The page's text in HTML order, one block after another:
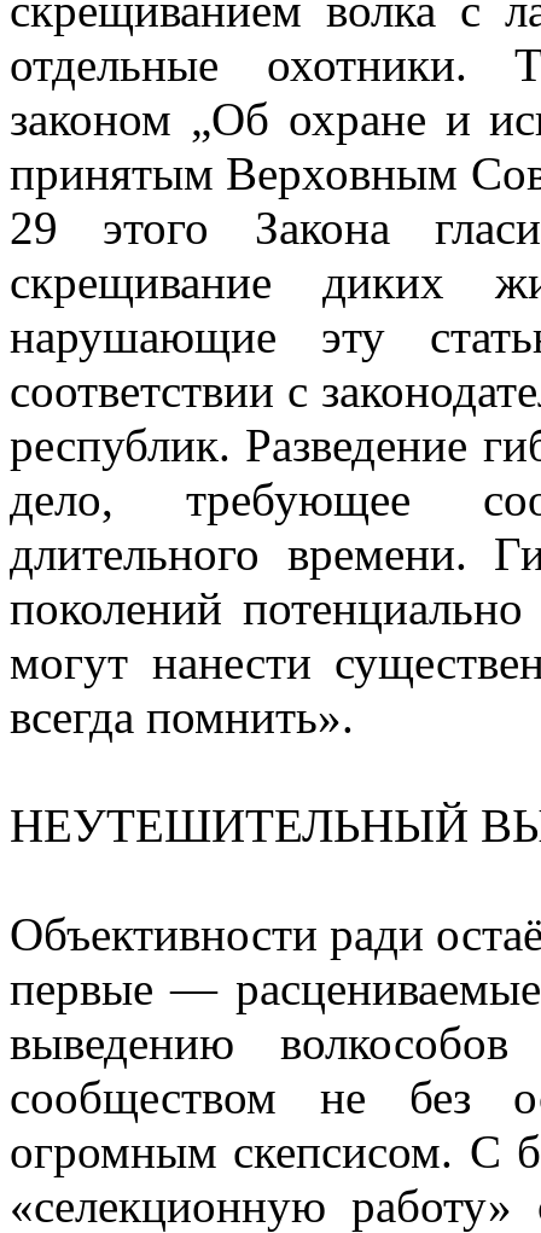
отдельные охотники.
законом „Об охране и
принятым Верховным
29 этого Закона
скрещивание диких
нарушающие эту
соответствии с
республик. Разведение
дело, требующее
длительного времени.
поколений
могут нанести
всегда помнить».
НЕУТЕШИТЕЛЬНЫЙ
Объективности ради
первые —
выведению
сообществом не без
огромным скепсисом. С
«селекционную